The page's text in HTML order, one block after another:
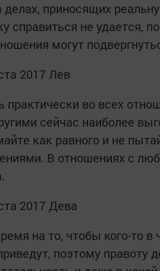
делах, приносящих
справиться не удается,
могут
2017 Лев
практически во всех
сейчас наиболее
как равного и не
В отношениях с
2017 Дева
на то, чтобы кого-то
поэтому правоту